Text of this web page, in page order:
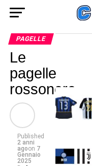
PAGELLE
Le
pagelle
rossonere
Published
2 anni
agoon 7
Gennaio
2025